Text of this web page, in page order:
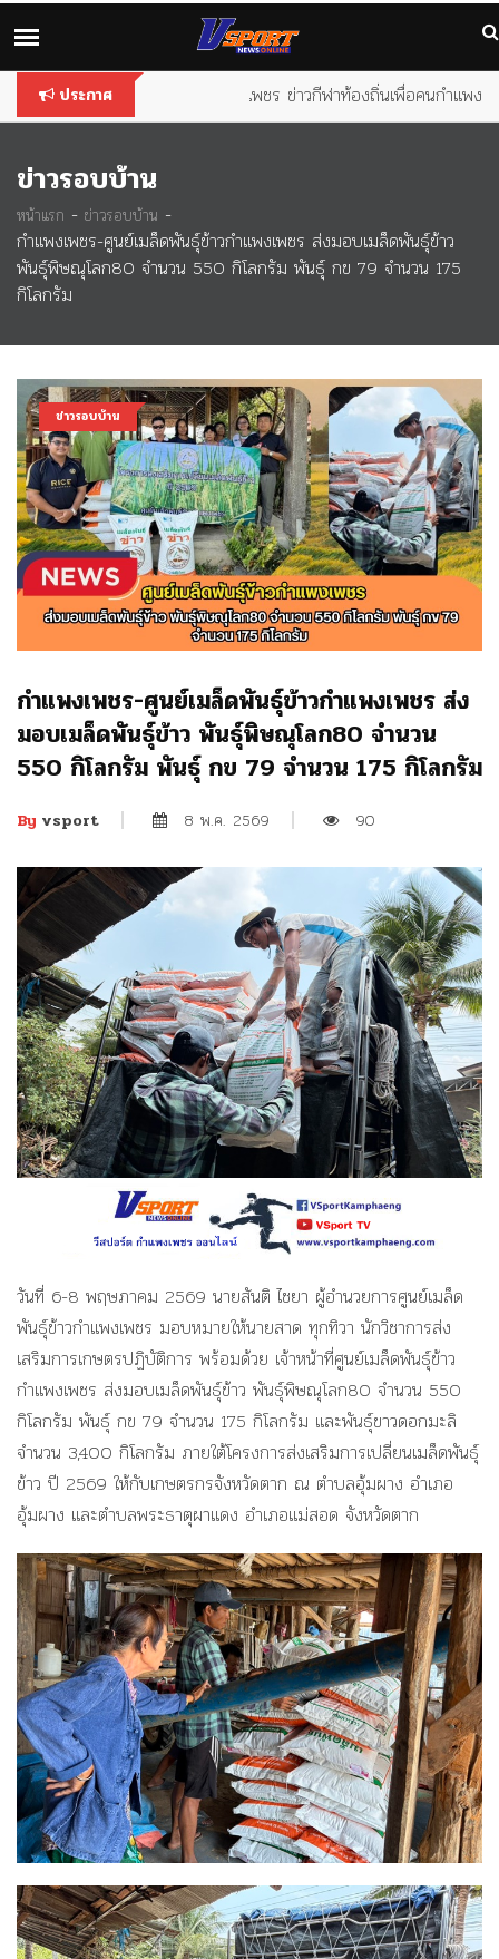
outdatedbrowser. Please
browser
to improve your experience.
ประกาศ วีสปอร์ต กำแพงเพชร ข่าวกีฬาท้องถิ่นเพื่อคนกำแพง
ข่าวรอบบ้าน
หน้าแรก - ข่าวรอบบ้าน -
กำแพงเพชร-ศูนย์เมล็ดพันธุ์ข้าวกำแพงเพชร ส่งมอบเมล็ดพันธุ์ข้าว
พันธุ์พิษณุโลก80 จำนวน 550 กิโลกรัม พันธุ์ กข 79 จำนวน 175
กิโลกรัม
ข่าวรอบบ้าน
กำแพงเพชร-ศูนย์เมล็ดพันธุ์ข้าวกำแพงเพชร ส่ง
มอบเมล็ดพันธุ์ข้าว พันธุ์พิษณุโลก80 จำนวน
550 กิโลกรัม พันธุ์ กข 79 จำนวน 175 กิโลกรัม
By vsport 8 พ.ค. 2569 90
วันที่ 6-8 พฤษภาคม 2569 นายสันติ ไชยา ผู้อำนวยการศูนย์เมล็ด
พันธุ์ข้าวกำแพงเพชร มอบหมายให้นายสาด ทุกทิวา นักวิชาการส่ง
เสริมการเกษตรปฏิบัติการ พร้อมด้วย เจ้าหน้าที่ศูนย์เมล็ดพันธุ์ข้าว
กำแพงเพชร ส่งมอบเมล็ดพันธุ์ข้าว พันธุ์พิษณุโลก80 จำนวน 550
กิโลกรัม พันธุ์ กข 79 จำนวน 175 กิโลกรัม และพันธุ์ขาวดอกมะลิ
จำนวน 3,400 กิโลกรัม ภายใต้โครงการส่งเสริมการเปลี่ยนเมล็ดพันธุ์
ข้าว ปี 2569 ให้กับเกษตรกรจังหวัดตาก ณ ตำบลอุ้มผาง อำเภอ
อุ้มผาง และตำบลพระธาตุผาแดง อำเภอเเม่สอด จังหวัดตาก